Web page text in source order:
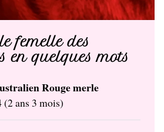
femelle des
en quelques mots
Rouge merle
ans 3 mois)